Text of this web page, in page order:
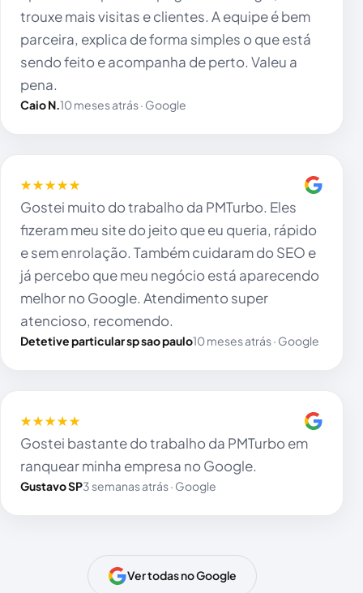
trouxe mais visitas e clientes. A equipe é bem
parceira, explica de forma simples o que está
sendo feito e acompanha de perto. Valeu a
pena.
Caio N.10 meses atrás · Google
★★★★★
Gostei muito do trabalho da PMTurbo. Eles
fizeram meu site do jeito que eu queria, rápido
e sem enrolação. Também cuidaram do SEO e
já percebo que meu negócio está aparecendo
melhor no Google. Atendimento super
atencioso, recomendo.
Detetive particular sp sao paulo10 meses atrás · Google
★★★★★
Gostei bastante do trabalho da PMTurbo em
ranquear minha empresa no Google.
Gustavo SP3 semanas atrás · Google
Ver todas no Google